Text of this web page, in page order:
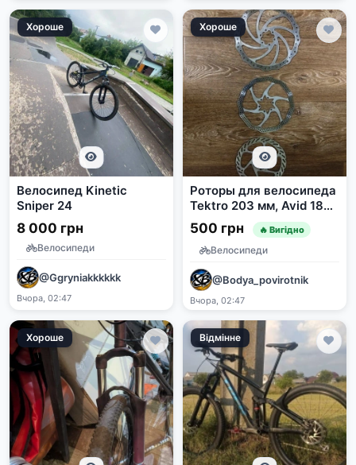
Хороше
Велосипед Kinetic
Sniper 24
8 000 грн
Велосипеди
@Ggryniakkkkkk
Вчора, 02:47
Хороше
Роторы для велосипеда
Tektro 203 мм, Avid 180
мм, Shimano 160 мм
500 грн 🔥 Вигідно
Велосипеди
@Bodya_povirotnik
Вчора, 02:47
Хороше Відмінне